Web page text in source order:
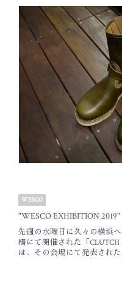
Horsehide・Brown Horsehide
Tone-】￥108,000+Tax・
Horsehide × Vegetable Tanned
Horsehide・Brown Horsehide
￥128,000+Tax・Brown
Cap-・Brown Horsehide -Dress
Cap-以上、ホースハイドを
がラインナップ。シューメ
William”、"Hendrik”、
ルには"Family Collection
スコロゴを刺繍したフラン
トクロス、クリーナー・コ
記限定モデルのご予約受付
なっております。納期は
ながら、スッキリと豪華で
のウエアとも相性が良さそ
BLACK SIGN _ Tanaka
WESCO
"WESCO EXHIBITION 2019"
先週の水曜日に久々の横浜
橋にて開催された「CLUTCH
は、その会場にて発表され
します。"Horween Forest
定生産のレザーカラーとし